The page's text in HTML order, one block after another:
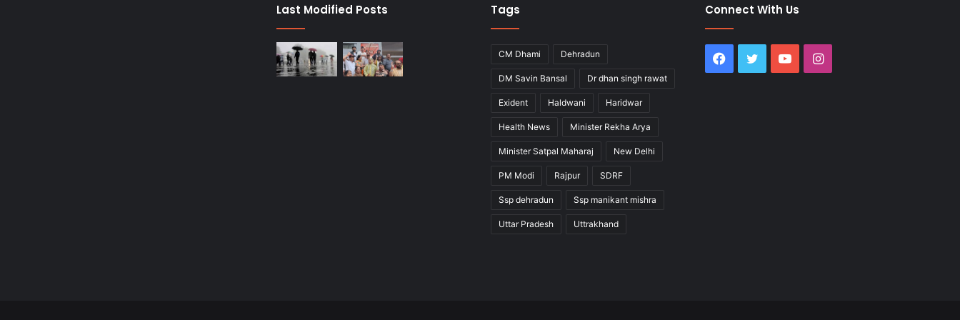
Last Modified Posts Tags
CM Dhami Dehradun
DM Savin Bansal Dr dhan singh rawat
Exident Haldwani Haridwar
Health News Minister Rekha Arya
Minister Satpal Maharaj New Delhi
PM Modi Rajpur SDRF
Ssp dehradun Ssp manikant mishra
Uttar Pradesh Uttrakhand
Connect With Us
Facebook
Twitter YouTubeInstagram